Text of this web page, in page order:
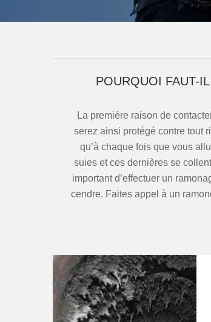
POURQUOI FAUT-
La première raison de
serez ainsi protégé contre tout
qu’à chaque fois que vous
suies et ces dernières se
important d’effectuer un
cendre. Faites appel à un